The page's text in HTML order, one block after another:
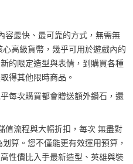
容最快、最可靠的方式，無需無
高級貨幣，幾乎可用於遊戲內的
的限定造型與表情，到購買各種
得其他限時商品。
每次購買都會贈送額外鑽石，還
流程與大幅折扣，每次 無盡對
算。您不僅能更有效運用預算，
性價比入手最新造型、英雄與裝